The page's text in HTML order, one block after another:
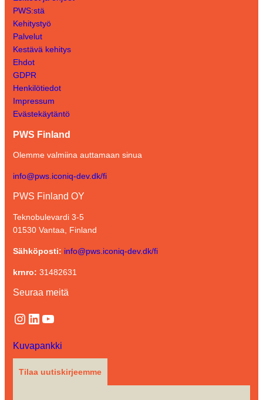
PWS:stä
Kehitystyö
Palvelut
Kestävä kehitys
Ehdot
GDPR
Henkilötiedot
Impressum
Evästekäytäntö
PWS Finland
Olemme valmiina auttamaan sinua
info@pws.iconiq-dev.dk/fi
PWS Finland OY
Teknobulevardi 3-5
01530 Vantaa, Finland
Sähköposti: info@pws.iconiq-dev.dk/fi
krnro: 31482631
Seuraa meitä
Instagram LinkedIn YouTube
Kuvapankki
Tilaa uutiskirjeemme